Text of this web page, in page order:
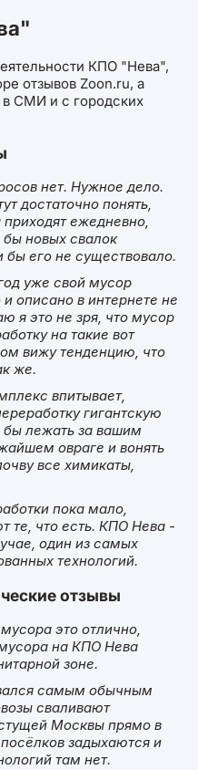
КПО "Нева",
отзывов Zoon.ru, а
в СМИ и с городских
нет. Нужное дело.
достаточно понять,
ежедневно,
бы новых свалок
бы его не существовало.
уже свой мусор
описано в интернете не
я это не зря, что мусор
на такие вот
вижу тенденцию, что
же.
впитывает,
гигантскую
бы лежать за вашим
овраге и вонять
все химикаты,
пока мало,
те, что есть. КПО Нева -
один из самых
технологий.
отзывы
это отлично,
на КПО Нева
зоне.
самым обычным
сваливают
Москвы прямо в
задыхаются и
там нет.